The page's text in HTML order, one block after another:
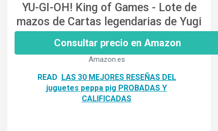
YU-GI-OH! King of Games - Lote de
mazos de Cartas legendarias de Yugi
Consultar precio en Amazon
Amazon.es
READ LAS 30 MEJORES RESEÑAS DEL
juguetes peppa pig PROBADAS Y
CALIFICADAS